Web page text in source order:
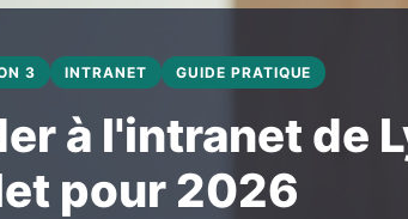
3 INTRANET GUIDE PRATIQUE
à l'intranet de
pour 2026